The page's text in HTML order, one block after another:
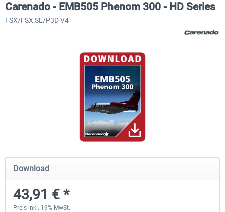
Airbus Bundle
52,33 € *
iFly Jets - The 737NG for
Carenado - EMB505 Phenom 300 - HD Series
FSX/FSX:SE/P3D V4
Download
43,91 € *
Preis inkl. 19% MwSt.